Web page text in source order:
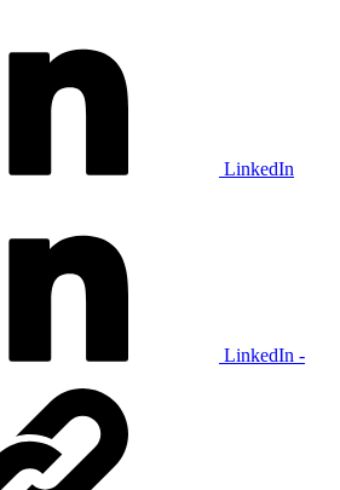
LinkedIn
LinkedIn -